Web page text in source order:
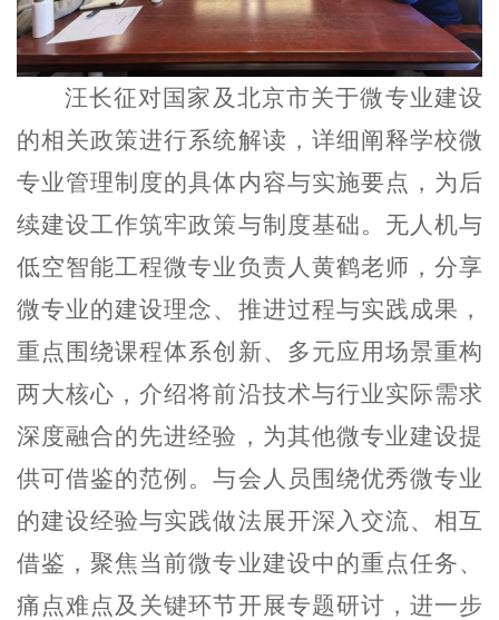
汪长征对国家及北京市关于微专业建设
的相关政策进行系统解读，详细阐释学校微
专业管理制度的具体内容与实施要点，为后
续建设工作筑牢政策与制度基础。无人机与
低空智能工程微专业负责人黄鹤老师，分享
微专业的建设理念、推进过程与实践成果，
重点围绕课程体系创新、多元应用场景重构
两大核心，介绍将前沿技术与行业实际需求
深度融合的先进经验，为其他微专业建设提
供可借鉴的范例。与会人员围绕优秀微专业
的建设经验与实践做法展开深入交流、相互
借鉴，聚焦当前微专业建设中的重点任务、
痛点难点及关键环节开展专题研讨，进一步